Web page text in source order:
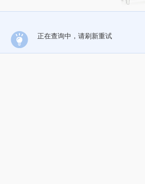
正在查询中，请刷新重试